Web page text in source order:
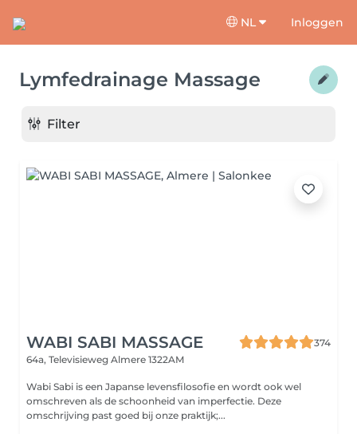
NL Inloggen
Lymfedrainage Massage
Filter
WABI SABI MASSAGE
374
64a, Televisieweg Almere 1322AM
Wabi Sabi is een Japanse levensfilosofie en wordt ook wel
omschreven als de schoonheid van imperfectie. Deze
omschrijving past goed bij onze praktijk;...